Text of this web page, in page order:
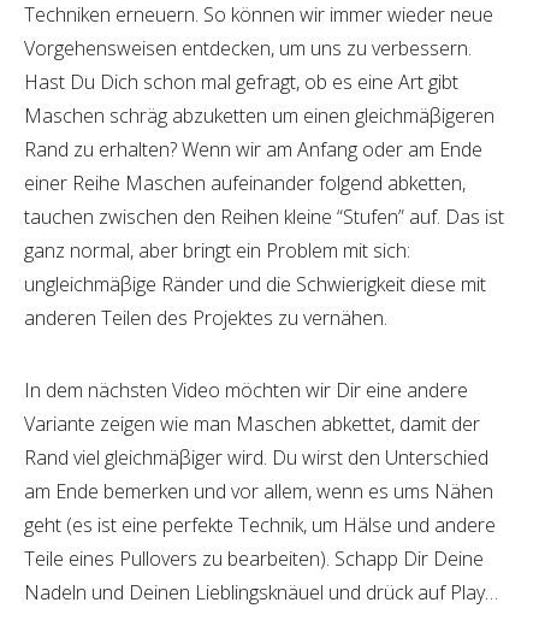
Wir Strickerinnen sollten alle öfter unser Repertoire an
Techniken erneuern. So können wir immer wieder neue
Vorgehensweisen entdecken, um uns zu verbessern.
Hast Du Dich schon mal gefragt, ob es eine Art gibt
Maschen schräg abzuketten um einen gleichmäβigeren
Rand zu erhalten? Wenn wir am Anfang oder am Ende
einer Reihe Maschen aufeinander folgend abketten,
tauchen zwischen den Reihen kleine “Stufen” auf. Das ist
ganz normal, aber bringt ein Problem mit sich:
ungleichmäβige Ränder und die Schwierigkeit diese mit
In dem nächsten Video möchten wir Dir eine andere
Variante zeigen wie man Maschen abkettet, damit der
Rand viel gleichmäβiger wird. Du wirst den Unterschied
am Ende bemerken und vor allem, wenn es ums Nähen
geht (es ist eine perfekte Technik, um Hälse und andere
Teile eines Pullovers zu bearbeiten). Schapp Dir Deine